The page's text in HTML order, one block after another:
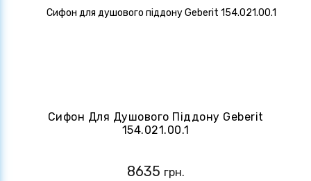
Сифон Для Душового Піддону Geberit
154.021.00.1
8635 грн.